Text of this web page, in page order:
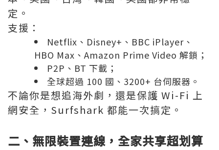
定。
支援：
Netflix、Disney+、BBC iPlayer、
HBO Max、Amazon Prime Video 解鎖；
P2P、BT 下載；
全球超過 100 國、3200+ 台伺服器。
不論你是想追海外劇，還是保護 Wi-Fi 上
網安全，Surfshark 都能一次搞定。
二、無限裝置連線，全家共享超划算